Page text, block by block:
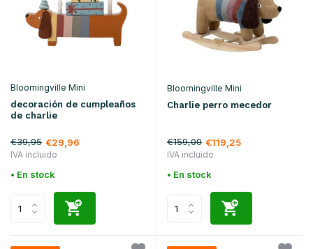
Bloomingville Mini
decoración de cumpleaños
de charlie
€39,95 €29,96
IVA incluido
• En stock
Bloomingville Mini
Charlie perro mecedor
€159,00 €119,25
IVA incluido
• En stock